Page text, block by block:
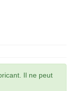
Il ne peut